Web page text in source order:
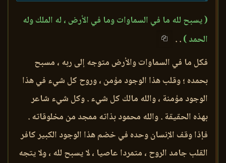
( يسبح لله ما في السماوات وما في الأرض ، له الملك وله
الحمد ). .
فكل ما في السماوات والأرض متوجه إلى ربه ، مسبح
بحمده ؛ وقلب هذا الوجود مؤمن ، وروح كل شيء في هذا
الوجود مؤمنة ، والله مالك كل شيء . وكل شيء شاعر
بهذه الحقيقة . والله محمود بذاته ممجد من مخلوقاته .
فإذا وقف الإنسان وحده في خضم هذا الوجود الكبير كافر
القلب جامد الروح ، متمردا عاصيا ، لا يسبح لله ، ولا يتجه